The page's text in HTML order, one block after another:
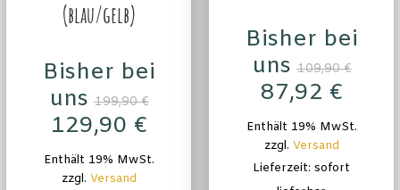
(blau/gelb)
Bisher bei
uns 199,90€
129,90 €
Enthält 19% MwSt.
zzgl. Versand
Bisher bei
uns 109,90€
87,92 €
Enthält 19% MwSt.
zzgl. Versand
Lieferzeit: sofort